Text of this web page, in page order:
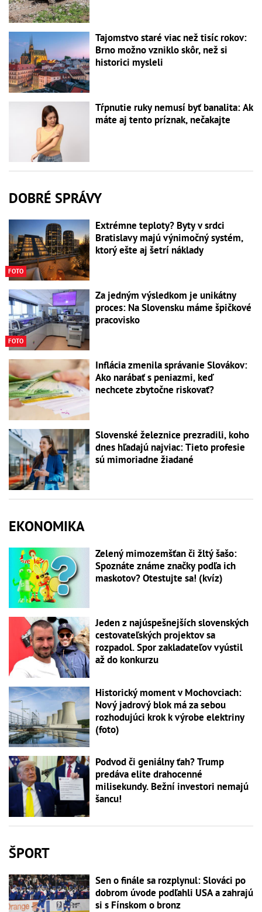
Tajomstvo staré viac než tisíc rokov:
Brno možno vzniklo skôr, než si
historici mysleli
Tŕpnutie ruky nemusí byť banalita: Ak
máte aj tento príznak, nečakajte
DOBRÉ SPRÁVY
FOTO
Extrémne teploty? Byty v srdci
Bratislavy majú výnimočný systém,
ktorý ešte aj šetrí náklady
FOTO
Za jedným výsledkom je unikátny
proces: Na Slovensku máme špičkové
pracovisko
Inflácia zmenila správanie Slovákov:
Ako narábať s peniazmi, keď
nechcete zbytočne riskovať?
Slovenské železnice prezradili, koho
dnes hľadajú najviac: Tieto profesie
sú mimoriadne žiadané
EKONOMIKA
Zelený mimozemšťan či žltý šašo:
Spoznáte známe značky podľa ich
maskotov? Otestujte sa! (kvíz)
Jeden z najúspešnejších slovenských
cestovateľských projektov sa
rozpadol. Spor zakladateľov vyústil
až do konkurzu
Historický moment v Mochovciach:
Nový jadrový blok má za sebou
rozhodujúci krok k výrobe elektriny
(foto)
Podvod či geniálny ťah? Trump
predáva elite drahocenné
milisekundy. Bežní investori nemajú
šancu!
ŠPORT
Sen o finále sa rozplynul: Slováci po
dobrom úvode podľahli USA a zahrajú
si s Fínskom o bronz